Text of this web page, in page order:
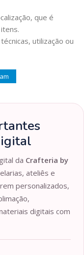
que é
utilização ou
da Crafteria by
ateliês e
personalizados,
digitais com